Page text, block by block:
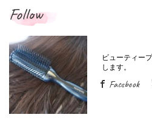
Follow
Facebook